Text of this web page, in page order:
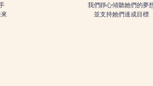
我們靜心傾聽她們的夢
並支持她們達成目標